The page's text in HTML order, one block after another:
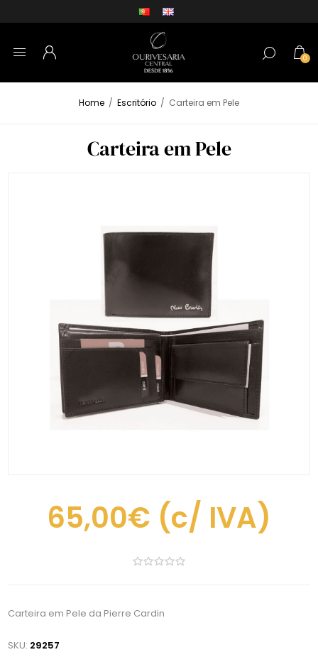
0
Home / Escritório / Carteira em Pele
Carteira em Pele
65,00€ (c/ IVA)
Carteira em Pele da Pierre Cardin
SKU: 29257